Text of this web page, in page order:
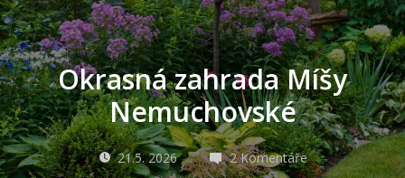
Okrasná zahrada Míšy
Nemuchovské
21.5. 2026 2 Komentáře